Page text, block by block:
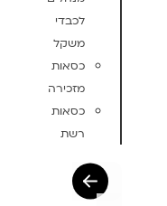
לכבדי
משקל
כסאות
מזכירה
כסאות
רשת